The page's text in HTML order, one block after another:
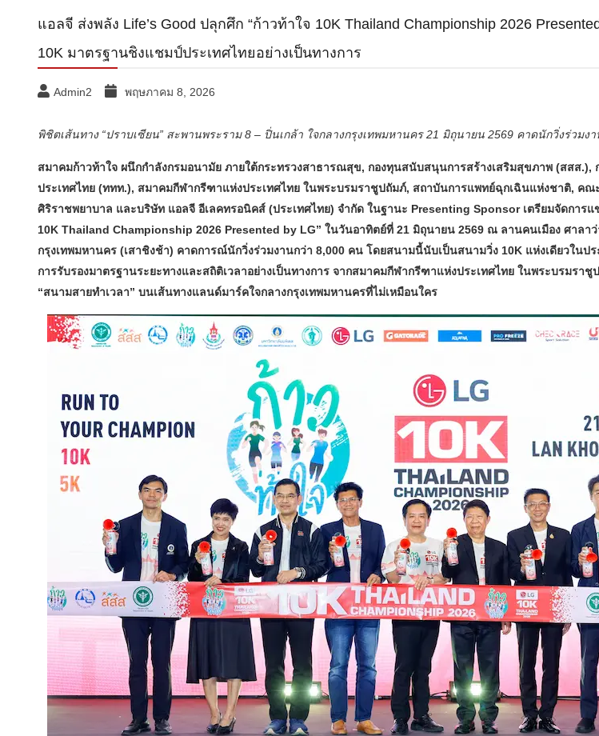
แอลจี ส่งพลัง Life’s Good ปลุกศึก “ก้าวท้าใจ 10K Thailand Championship 2026
10K มาตรฐานชิงแชมป์ประเทศไทยอย่างเป็นทางการ
Admin2 พฤษภาคม 8, 2026
พิชิตเส้นทาง “ปราบเซียน” สะพานพระราม 8 – ปิ่นเกล้า ใจกลางกรุงเทพมหานคร 21 มิถุนายน 2569 คาดนักวิ่งร่วมง
สมาคมก้าวท้าใจ ผนึกกำลังกรมอนามัย ภายใต้กระทรวงสาธารณสุข, กองทุนสนับสนุนการสร้างเสริมสุขภาพ (สสส.),
ประเทศไทย (ททท.), สมาคมกีฬากรีฑาแห่งประเทศไทย ในพระบรมราชูปถัมภ์, สถาบันการแพทย์ฉุกเฉินแห่งชาติ, คณ
ศิริราชพยาบาล และบริษัท แอลจี อีเลคทรอนิคส์ (ประเทศไทย) จำกัด ในฐานะ Presenting Sponsor เตรียมจัดการแ
10K Thailand Championship 2026 Presented by LG” ในวันอาทิตย์ที่ 21 มิถุนายน 2569 ณ ลานคนเมือง ศาลาว่
กรุงเทพมหานคร (เสาชิงช้า) คาดการณ์นักวิ่งร่วมงานกว่า 8,000 คน โดยสนามนี้นับเป็นสนามวิ่ง 10K แห่งเดียวในปร
การรับรองมาตรฐานระยะทางและสถิติเวลาอย่างเป็นทางการ จากสมาคมกีฬากรีฑาแห่งประเทศไทย ในพระบรมรา
“สนามสายทำเวลา” บนเส้นทางแลนด์มาร์คใจกลางกรุงเทพมหานครที่ไม่เหมือนใคร